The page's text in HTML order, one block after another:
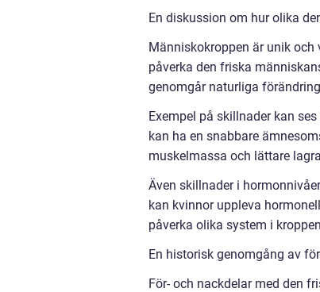
En diskussion om hur olika
Människokroppen är unik
påverka den friska
genomgår naturliga
Exempel på skillnader kan
kan ha en snabbare
muskelmassa och lättare
Även skillnader i
kan kvinnor uppleva
påverka olika system i
En historisk genomgång av
För- och nackdelar med den